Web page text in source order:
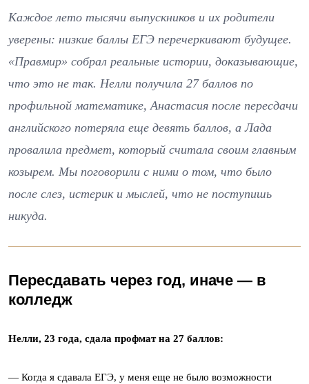
Каждое лето тысячи выпускников и их родители
уверены: низкие баллы ЕГЭ перечеркивают будущее.
«Правмир» собрал реальные истории, доказывающие,
что это не так. Нелли получила 27 баллов по
профильной математике, Анастасия после пересдачи
английского потеряла еще девять баллов, а Лада
провалила предмет, который считала своим главным
козырем. Мы поговорили с ними о том, что было
после слез, истерик и мыслей, что не поступишь
никуда.
Пересдавать через год, иначе — в
колледж
Нелли, 23 года, сдала профмат на 27 баллов:
— Когда я сдавала ЕГЭ, у меня еще не было возможности